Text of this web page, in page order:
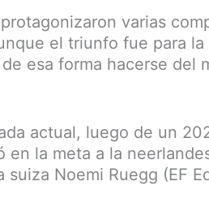
varias
el triunfo fue para la
esa forma hacerse del
actual, luego de un
la meta a la
suiza Noemi Ruegg (EF